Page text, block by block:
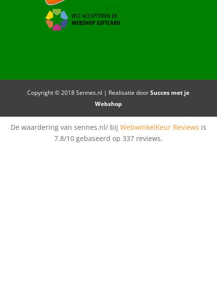
Copyright © 2018 Sennes.nl | Realisatie doorSucces met je
Webshop
De waardering van sennes.nl/ bij WebwinkelKeur Reviews is
7.8/10 gebaseerd op 337 reviews.